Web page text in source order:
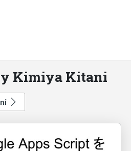
Kimiya Kitani